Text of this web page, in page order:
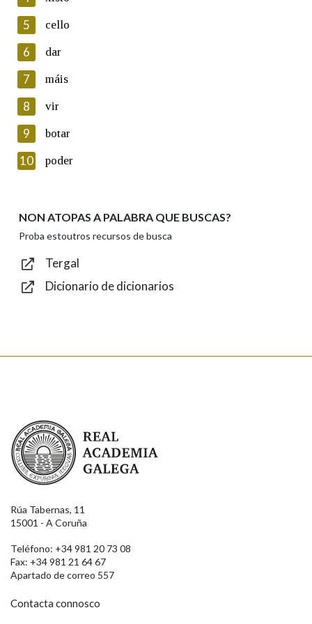
Lin e acepto as condicións da política de
Introduce o código que aparece na imaxe:
Texto de verificación
Enviar
5 cello
6 dar
7 máis
8 vir
9 botar
10 poder
NON ATOPAS A PALABRA QUE BUSCAS?
Proba estoutros recursos de busca
Tergal
Dicionario de dicionarios
Real Academia Galega
Rúa Tabernas, 11
15001 - A Coruña
Teléfono: +34 981 20 73 08
Fax: +34 981 21 64 67
Apartado de correo 557
Contacta connosco